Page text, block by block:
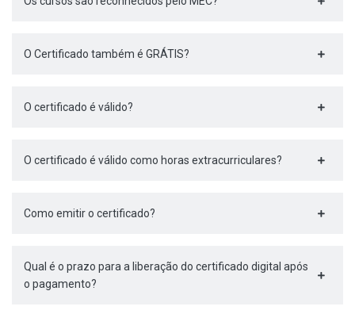
O Certificado também é GRÁTIS?
O certificado é válido?
O certificado é válido como horas extracurriculares?
Como emitir o certificado?
Qual é o prazo para a liberação do certificado digital após
o pagamento?